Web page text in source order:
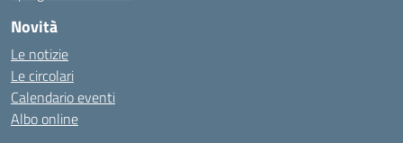
Novità
Le notizie
Le circolari
Calendario eventi
Albo online